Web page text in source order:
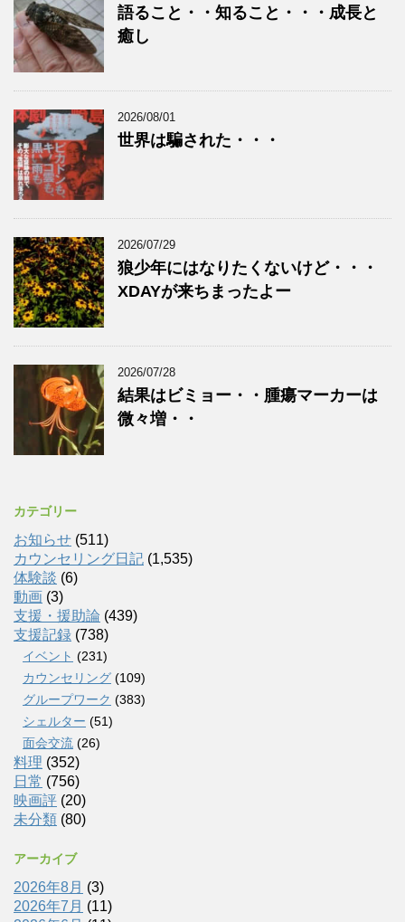
語ること・・知ること・・・成長と
癒し
2026/08/01
世界は騙された・・・
2026/07/29
狼少年にはなりたくないけど・・・
XDAYが来ちまったよー
2026/07/28
結果はビミョー・・腫瘍マーカーは
微々増・・
カテゴリー
お知らせ (511)
カウンセリング日記 (1,535)
体験談 (6)
動画 (3)
支援・援助論 (439)
支援記録 (738)
イベント (231)
カウンセリング (109)
グループワーク (383)
シェルター (51)
面会交流 (26)
料理 (352)
日常 (756)
映画評 (20)
未分類 (80)
アーカイブ
2026年8月 (3)
2026年7月 (11)